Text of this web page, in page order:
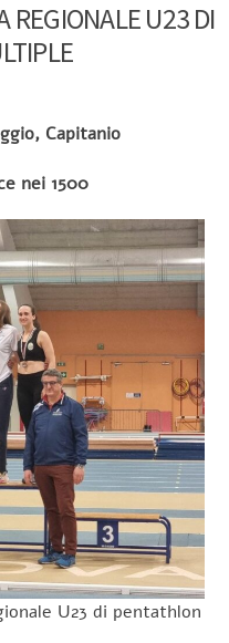
REGIONALE U23 DI
Capitanio
nei 1500
U23 di pentathlon